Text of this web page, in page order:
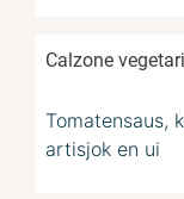
Calzone
Tomatensaus,
artisjok en ui